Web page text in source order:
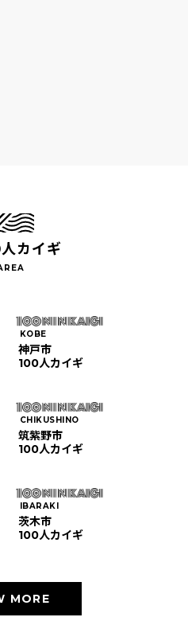
カイギ
KOBE
神戸市
100人カイギ
CHIKUSHINO
筑紫野市
100人カイギ
IBARAKI
茨木市
100人カイギ
MORE